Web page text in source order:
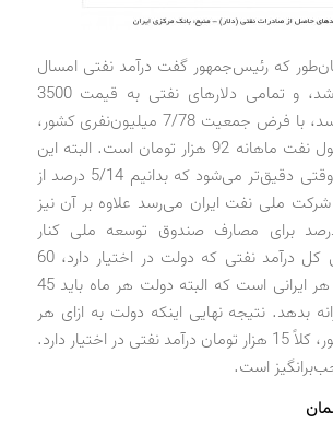
که رئیس‌جمهور گفت درآمد نفتی امسال
25 میلیارد دلار باشد، و تمامی دلارهای نفتی به قیمت 3500
تومان به فروش برسد، با فرض جمعیت 7/78 میلیون‌نفری کشور،
سهم هر ایرانی از پول نفت ماهانه 92 هزار تومان است. البته این
حساب سرانگشتی وقتی دقیق‌تر می‌شود که بدانیم 5/14 درصد از
ملی نفت ایران می‌رسد علاوه بر آن نیز
حداقل 20 درصد برای مصارف صندوق توسعه ملی کنار
گذاشت. اینها یعنی کل درآمد نفتی که دولت در اختیار دارد، 60
هزار تومان به ازای هر ایرانی است که البته دولت هر ماه باید 45
بدهد. نتیجه نهایی اینکه دولت به ازای هر
ایرانی برای اداره کشور، کلاً 15 هزار تومان درآمد نفتی در اختیار دارد.
است.